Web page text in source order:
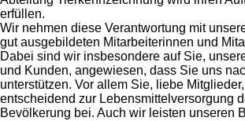
erfüllen.
Wir nehmen diese Verantwortung mit
gut ausgebildeten Mitarbeiterinnen und
Dabei sind wir insbesondere auf Sie,
und Kunden, angewiesen, dass Sie uns
unterstützen. Vor allem Sie, liebe
entscheidend zur Lebensmittelversorgung
Bevölkerung bei. Auch wir leisten unseren